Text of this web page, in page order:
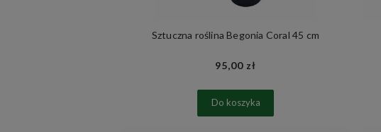
Sztuczna roślina Begonia Coral 45 cm
95,00 zł
Do koszyka